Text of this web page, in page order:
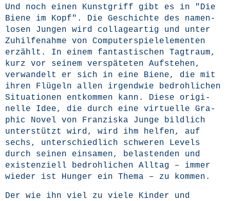
Und noch einen Kunst­griff gibt es in "Die
Bie­ne im Kopf". Die Geschich­te des namen­
lo­sen Jun­gen wird col­la­ge­ar­tig und unter
Zuhil­fe­nah­me von Com­pu­ter­spiel­ele­men­ten
erzählt. In einem fan­tas­ti­schen Tag­traum,
kurz vor sei­nem ver­spä­te­ten Auf­ste­hen,
ver­wan­delt er sich in eine Bie­ne, die mit
ihren Flü­geln allen irgend­wie bedroh­li­chen
Situa­tio­nen ent­kom­men kann. Die­se ori­gi­
nel­le Idee, die durch eine vir­tu­el­le Gra­
phic Novel von Fran­zis­ka Jun­ge bild­lich
unter­stützt wird, wird ihm hel­fen, auf
sechs, unter­schied­lich schwe­ren Levels
durch sei­nen ein­sa­men, belas­ten­den und
exis­ten­zi­ell bedroh­li­chen All­tag – immer
wie­der ist Hun­ger ein The­ma – zu kommen.
Der wie ihn viel zu vie­le Kin­der und